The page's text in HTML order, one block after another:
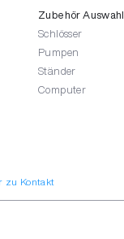
Zubehör Auswahl
Schlösser
Pumpen
Ständer
Computer
zu Kontakt